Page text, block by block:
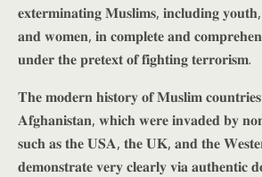
𝐞𝐱𝐭𝐞𝐫𝐦𝐢𝐧𝐚𝐭𝐢𝐧𝐠 𝐌𝐮𝐬𝐥𝐢𝐦𝐬, 𝐢𝐧𝐜𝐥𝐮𝐝𝐢𝐧𝐠 𝐲𝐨𝐮𝐭𝐡,
𝐚𝐧𝐝 𝐰𝐨𝐦𝐞𝐧, 𝐢𝐧 𝐜𝐨𝐦𝐩𝐥𝐞𝐭𝐞 𝐚𝐧𝐝
𝐮𝐧𝐝𝐞𝐫 𝐭𝐡𝐞 𝐩𝐫𝐞𝐭𝐞𝐱𝐭 𝐨𝐟 𝐟𝐢𝐠𝐡𝐭𝐢𝐧𝐠 𝐭𝐞𝐫𝐫𝐨𝐫𝐢𝐬𝐦.
𝐓𝐡𝐞 𝐦𝐨𝐝𝐞𝐫𝐧 𝐡𝐢𝐬𝐭𝐨𝐫𝐲 𝐨𝐟 𝐌𝐮𝐬𝐥𝐢𝐦
𝐀𝐟𝐠𝐡𝐚𝐧𝐢𝐬𝐭𝐚𝐧, 𝐰𝐡𝐢𝐜𝐡 𝐰𝐞𝐫𝐞 𝐢𝐧𝐯𝐚𝐝𝐞𝐝 𝐛𝐲
𝐬𝐮𝐜𝐡 𝐚𝐬 𝐭𝐡𝐞 𝐔𝐒𝐀, 𝐭𝐡𝐞 𝐔𝐊, 𝐚𝐧𝐝 𝐭𝐡𝐞
𝐝𝐞𝐦𝐨𝐧𝐬𝐭𝐫𝐚𝐭𝐞 𝐯𝐞𝐫𝐲 𝐜𝐥𝐞𝐚𝐫𝐥𝐲 𝐯𝐢𝐚 𝐚𝐮𝐭𝐡𝐞𝐧𝐭𝐢𝐜